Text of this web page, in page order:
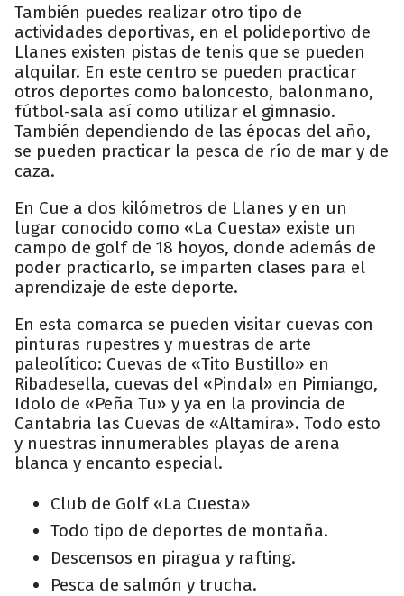
También puedes realizar otro tipo de
actividades deportivas, en el polideportivo de
Llanes existen pistas de tenis que se pueden
alquilar. En este centro se pueden practicar
otros deportes como baloncesto, balonmano,
fútbol-sala así como utilizar el gimnasio.
También dependiendo de las épocas del año,
se pueden practicar la pesca de río de mar y de
caza.
En Cue a dos kilómetros de Llanes y en un
lugar conocido como «La Cuesta» existe un
campo de golf de 18 hoyos, donde además de
poder practicarlo, se imparten clases para el
aprendizaje de este deporte.
En esta comarca se pueden visitar cuevas con
pinturas rupestres y muestras de arte
paleolítico: Cuevas de «Tito Bustillo» en
Ribadesella, cuevas del «Pindal» en Pimiango,
Idolo de «Peña Tu» y ya en la provincia de
Cantabria las Cuevas de «Altamira». Todo esto
y nuestras innumerables playas de arena
blanca y encanto especial.
Club de Golf «La Cuesta»
Todo tipo de deportes de montaña.
Descensos en piragua y rafting.
Pesca de salmón y trucha.